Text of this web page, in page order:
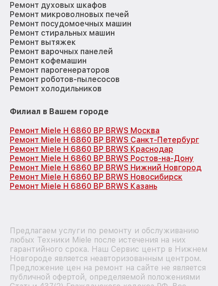
Ремонт духовых шкафов
Ремонт микроволновых печей
Ремонт посудомоечных машин
Ремонт стиральных машин
Ремонт вытяжек
Ремонт варочных панелей
Ремонт кофемашин
Ремонт парогенераторов
Ремонт роботов-пылесосов
Ремонт холодильников
Филиал в Вашем городе
Ремонт Miele H 6860 BP BRWS Москва
Ремонт Miele H 6860 BP BRWS Санкт-Петербург
Ремонт Miele H 6860 BP BRWS Краснодар
Ремонт Miele H 6860 BP BRWS Ростов-на-Дону
Ремонт Miele H 6860 BP BRWS Нижний Новгород
Ремонт Miele H 6860 BP BRWS Новосибирск
Ремонт Miele H 6860 BP BRWS Казань
Предлагаем услуги по ремонту и обслуживанию
любых Техники Miele после истечения на них
гарантийного срока. Наш Сервис центр в Нижнем
Новгороде является неавторизованным центром.
Предложение цен на ремонт на сайте не является
публичной офертой, определяемой положениями